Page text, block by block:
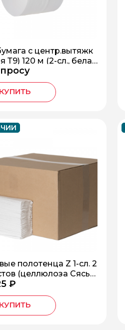
с центр.вытяжк
Т9) 120 м (2-сл., бела
БС-2-120-ТЦ
КУПИТЬ
полотенца Z 1-сл. 2
(целлюлоза Сясь)
200-ZТ
₽
КУПИТЬ